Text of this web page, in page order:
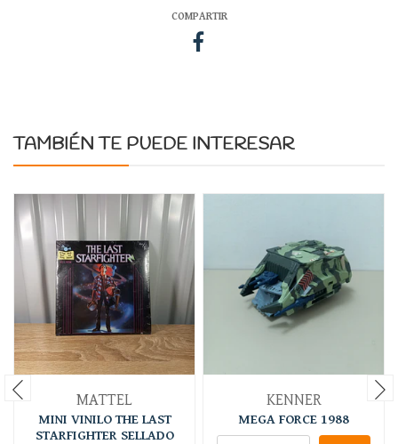
COMPARTIR
TAMBIÉN TE PUEDE INTERESAR
MATTEL
MINI VINILO THE LAST
STARFIGHTER SELLADO
KENNER
MEGA FORCE 1988